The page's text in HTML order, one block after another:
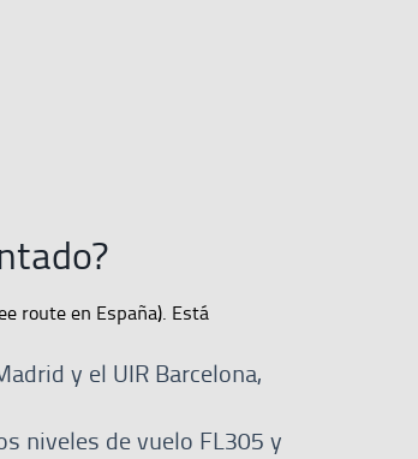
route en España). Está
y el UIR Barcelona,
niveles de vuelo FL305 y